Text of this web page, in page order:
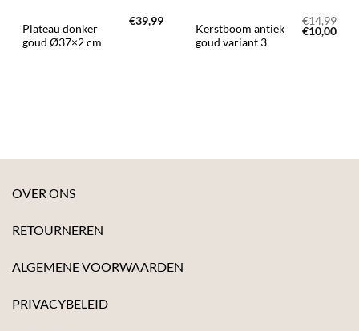
Plateau donker
goud Ø37×2 cm
€39,99
Kerstboom antiek
goud variant 3
€14,99
prijs
€10,00
OVER ONS
RETOURNEREN
ALGEMENE VOORWAARDEN
PRIVACYBELEID